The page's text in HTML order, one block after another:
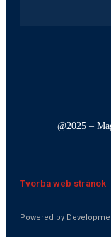
@2025 –
Tvorba web stránok
Powered by